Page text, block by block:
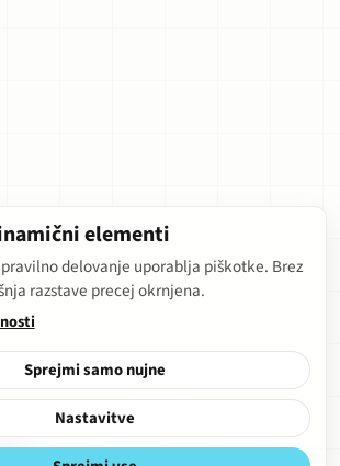
elementi
delovanje uporablja piškotke. Brez
razstave precej okrnjena.
Sprejmi samo nujne
Nastavitve